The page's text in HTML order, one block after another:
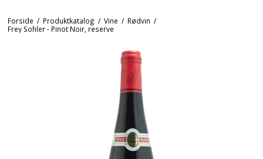
Forside / Produktkatalog / Vine / Rødvin /
Frey Sohler - Pinot Noir, reserve